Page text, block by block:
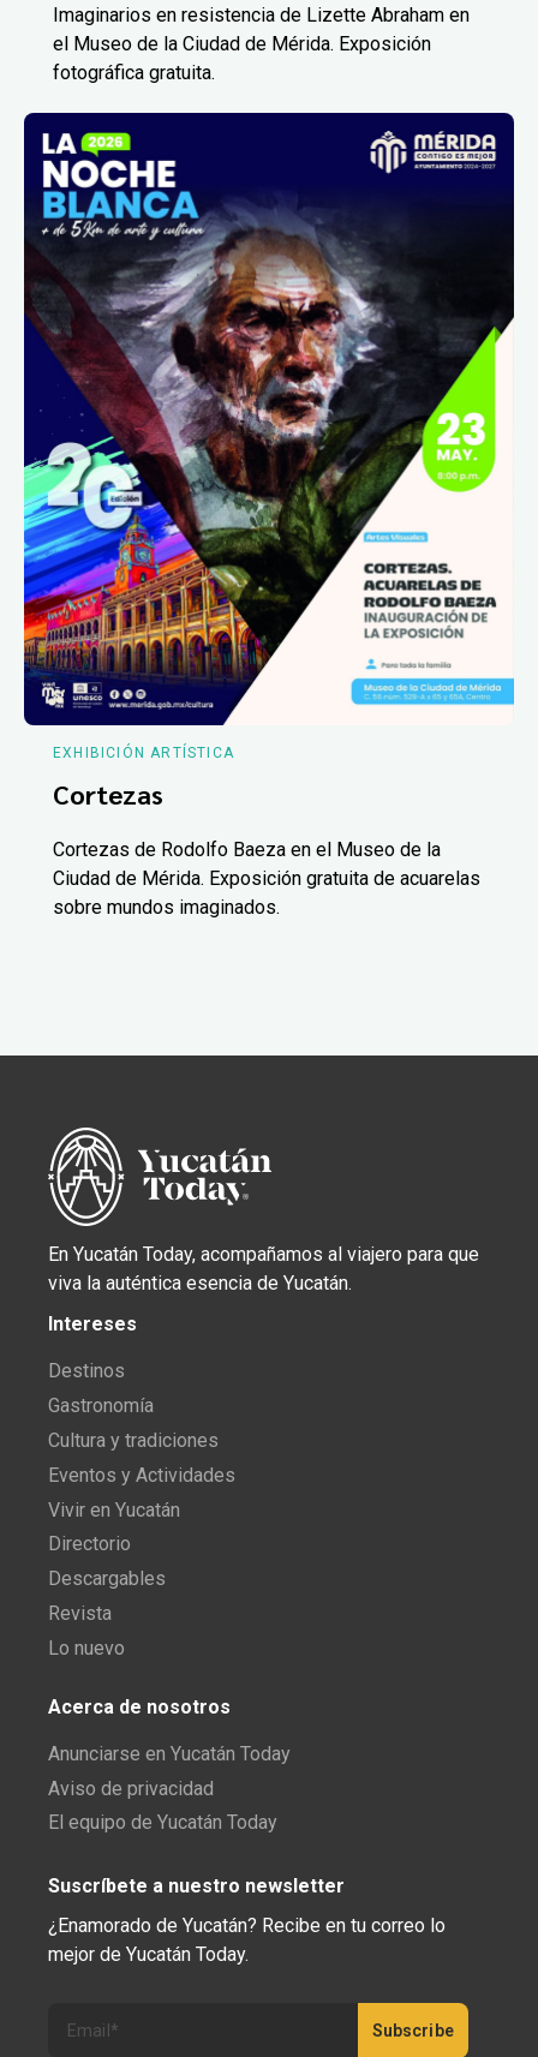
Imaginarios en resistencia de Lizette Abraham en
el Museo de la Ciudad de Mérida. Exposición
fotográfica gratuita.
EXHIBICIÓN ARTÍSTICA
Cortezas
Cortezas de Rodolfo Baeza en el Museo de la
Ciudad de Mérida. Exposición gratuita de acuarelas
sobre mundos imaginados.
En Yucatán Today, acompañamos al viajero para que
viva la auténtica esencia de Yucatán.
Intereses
Destinos
Gastronomía
Cultura y tradiciones
Eventos y Actividades
Vivir en Yucatán
Directorio
Descargables
Revista
Lo nuevo
Acerca de nosotros
Anunciarse en Yucatán Today
Aviso de privacidad
El equipo de Yucatán Today
Suscríbete a nuestro newsletter
¿Enamorado de Yucatán? Recibe en tu correo lo
mejor de Yucatán Today.